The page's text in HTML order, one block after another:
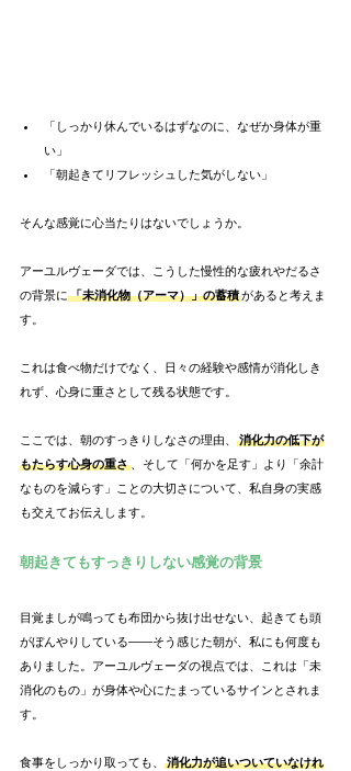
「しっかり休んでいるはずなのに、なぜか身体が重
い」
「朝起きてリフレッシュした気がしない」
そんな感覚に心当たりはないでしょうか。
アーユルヴェーダでは、こうした慢性的な疲れやだるさ
の背景に 「未消化物（アーマ）」の蓄積があると考えま
す。
これは食べ物だけでなく、日々の経験や感情が消化しき
れず、心身に重さとして残る状態です。
ここでは、朝のすっきりしなさの理由、
消化力の低下が
もたらす心身の重さ
、そして「何かを足す」より「余計
なものを減らす」ことの大切さについて、私自身の実感
も交えてお伝えします。
朝起きてもすっきりしない感覚の背景
目覚ましが鳴っても布団から抜け出せない、起きても頭
がぼんやりしている——そう感じた朝が、私にも何度も
ありました。アーユルヴェーダの視点では、これは「未
消化のもの」が身体や心にたまっているサインとされま
す。
食事をしっかり取っても、
消化力が追いついていなけれ